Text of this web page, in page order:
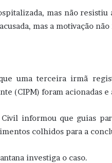
mas não
mas a motivação
uma terceira irmã
(CIPM) foram acionadas
informou que guias
colhidos para a
investiga o caso.